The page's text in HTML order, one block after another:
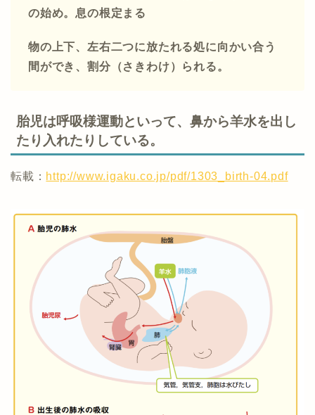
の始め。息の根定まる
物の上下、左右二つに放たれる処に向かい合う
間ができ、割分（さきわけ）られる。
胎児は呼吸様運動といって、鼻から羊水を出し
たり入れたりしている。
転載： http://www.igaku.co.jp/pdf/1303_birth-04.pdf